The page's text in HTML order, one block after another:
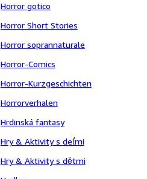
Horror gotico
Horror Short Stories
Horror soprannaturale
Horror-Comics
Horror-Kurzgeschichten
Horrorverhalen
Hrdinská fantasy
Hry & Aktivity s deťmi
Hry & Aktivity s dětmi